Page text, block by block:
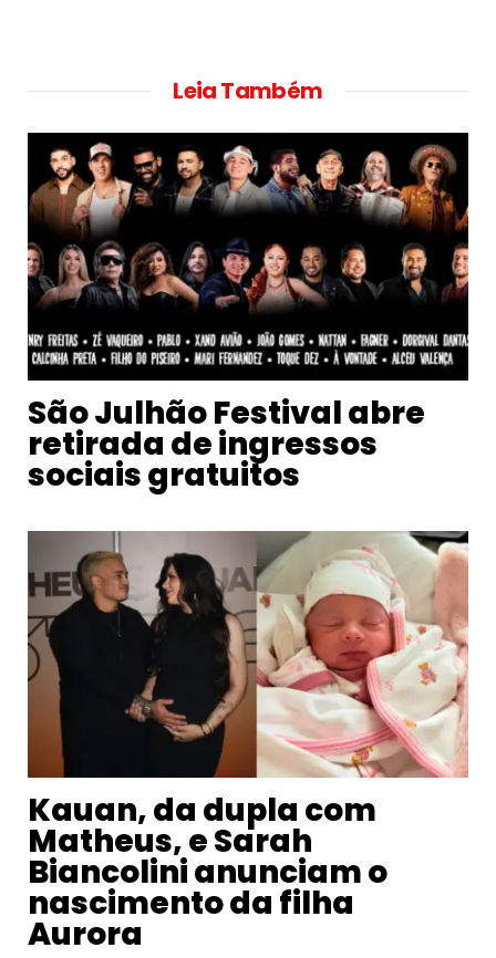
Leia Também
São Julhão Festival abre
retirada de ingressos
sociais gratuitos
Kauan, da dupla com
Matheus, e Sarah
Biancolini anunciam o
nascimento da filha
Aurora